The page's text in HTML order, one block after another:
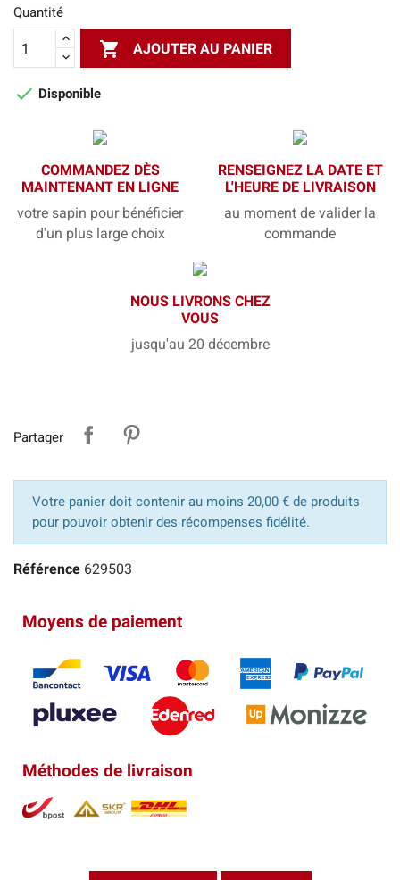
Quantité
 AJOUTER AU PANIER
 Disponible
COMMANDEZ DÈS
MAINTENANT EN LIGNE
votre sapin pour bénéficier
d'un plus large choix
RENSEIGNEZ LA DATE ET
L'HEURE DE LIVRAISON
au moment de valider la
commande
NOUS LIVRONS CHEZ
VOUS
jusqu'au 20 décembre
Partager
Votre panier doit contenir au moins 20,00 € de produits
pour pouvoir obtenir des récompenses fidélité.
Référence 629503
Moyens de paiement
Méthodes de livraison